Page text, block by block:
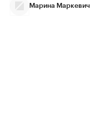
Марина Маркевич